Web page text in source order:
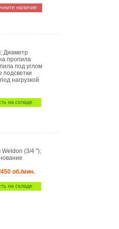
наличие
; Диаметр
пропила
под углом
подсветки
нагрузкой
на складе
Weldon (3/4 ");
об./мин.
на складе